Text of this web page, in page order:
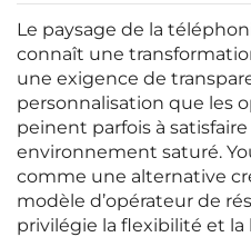
Le paysage de la
connaît une
une exigence de
personnalisation que les
peinent parfois à
environnement saturé.
comme une alternative
modèle d’opérateur de
privilégie la flexibilité et la